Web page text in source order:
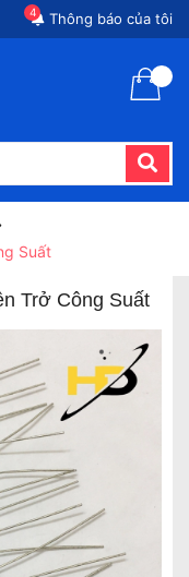
Thông báo của tôi
4
Suất
Trở Công Suất